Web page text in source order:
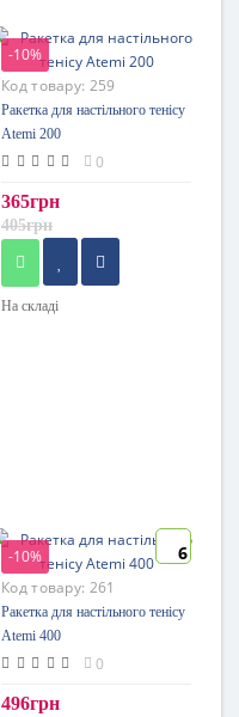
-10%
Код товару: 259
Ракетка для настільного тенісу
Atemi 200
0
365грн
405грн
На складі
-10% 6
Код товару: 261
Ракетка для настільного тенісу
Atemi 400
0
496грн